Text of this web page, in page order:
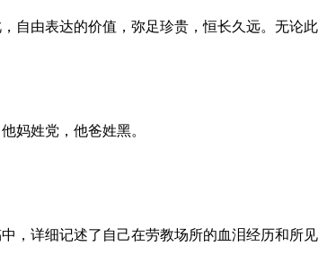
由表达的价值，弥足珍贵，恒长久远。无论
妈姓党，他爸姓黑。
，详细记述了自己在劳教场所的血泪经历和所